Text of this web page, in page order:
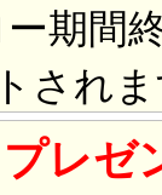
期間
され
レゼ